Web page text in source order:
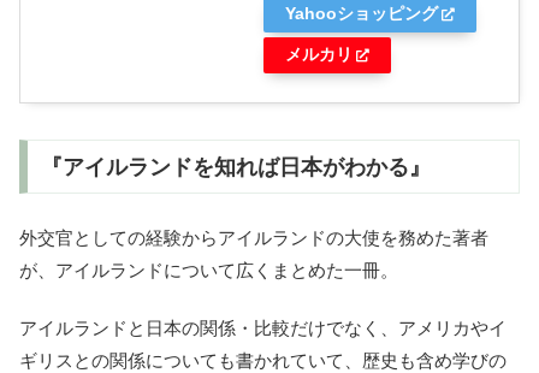
Yahooショッピング
メルカリ
『アイルランドを知れば日本がわかる』
外交官としての経験からアイルランドの大使を務めた著者
が、アイルランドについて広くまとめた一冊。
アイルランドと日本の関係・比較だけでなく、アメリカやイ
ギリスとの関係についても書かれていて、歴史も含め学びの